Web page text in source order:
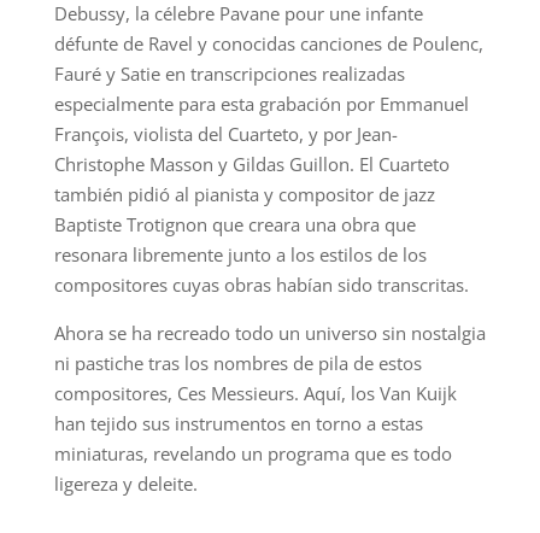
Debussy, la célebre Pavane pour une infante
défunte de Ravel y conocidas canciones de Poulenc,
Fauré y Satie en transcripciones realizadas
especialmente para esta grabación por Emmanuel
François, violista del Cuarteto, y por Jean-
Christophe Masson y Gildas Guillon. El Cuarteto
también pidió al pianista y compositor de jazz
Baptiste Trotignon que creara una obra que
resonara libremente junto a los estilos de los
compositores cuyas obras habían sido transcritas.
Ahora se ha recreado todo un universo sin nostalgia
ni pastiche tras los nombres de pila de estos
compositores, Ces Messieurs. Aquí, los Van Kuijk
han tejido sus instrumentos en torno a estas
miniaturas, revelando un programa que es todo
ligereza y deleite.